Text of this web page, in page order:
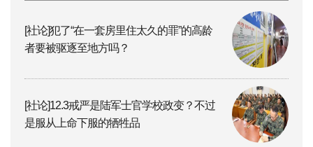
[社论]犯了“在一套房里住太久的罪”的高龄
者要被驱逐至地方吗？
[社论]12.3戒严是陆军士官学校政变？不过
是服从上命下服的牺牲品